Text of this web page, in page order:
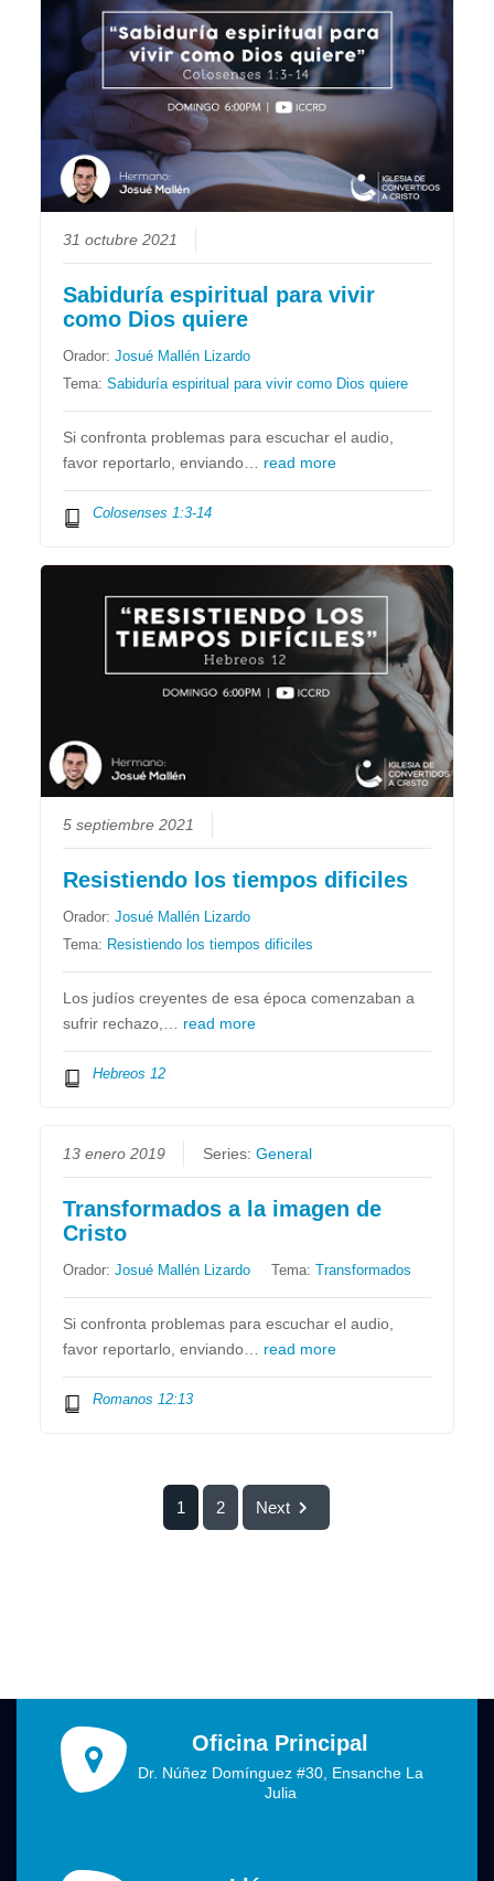
31 octubre 2021
Sabiduría espiritual para vivir
como Dios quiere
Orador:Josué Mallén Lizardo
Tema:Sabiduría espiritual para vivir como Dios quiere
Si confronta problemas para escuchar el audio,
favor reportarlo, enviando… read more
Colosenses 1:3-14
5 septiembre 2021
Resistiendo los tiempos dificiles
Orador:Josué Mallén Lizardo
Tema: Resistiendo los tiempos dificiles
Los judíos creyentes de esa época comenzaban a
sufrir rechazo,… read more
Hebreos 12
13 enero 2019 Series:General
Transformados a la imagen de
Cristo
Orador:Josué Mallén Lizardo Tema:Transformados
Si confronta problemas para escuchar el audio,
favor reportarlo, enviando… read more
Romanos 12:13
1 2 Next
Oficina Principal
Dr. Núñez Domínguez #30, Ensanche La
Julia